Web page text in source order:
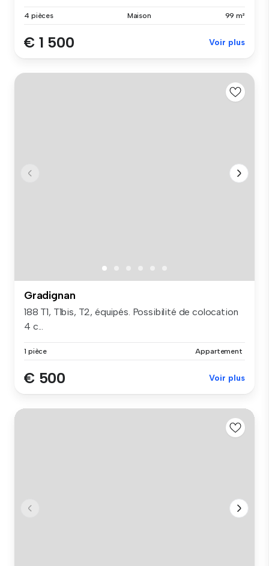
4 pièces Maison 99 m²
€ 1 500 Voir plus
Gradignan
188 T1, T1bis, T2, équipés. Possibilité de colocation
4 c...
1 pièce Appartement
€ 500 Voir plus